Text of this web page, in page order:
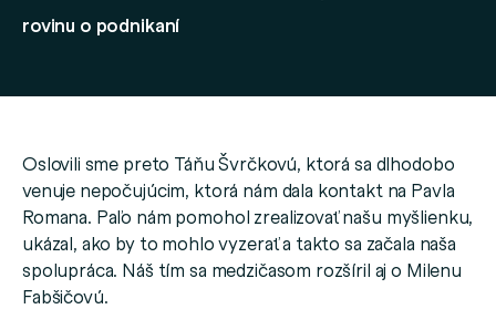
rovinu o podnikaní
Oslovili sme preto Táňu Švrčkovú, ktorá sa dlhodobo
venuje nepočujúcim, ktorá nám dala kontakt na Pavla
Romana. Paľo nám pomohol zrealizovať našu myšlienku,
ukázal, ako by to mohlo vyzerať a takto sa začala naša
spolupráca. Náš tím sa medzičasom rozšíril aj o Milenu
Fabšičovú.